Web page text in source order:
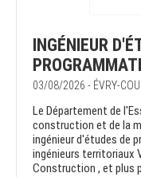
INGÉNIEUR
03/08/2026 - ÉVRY-
Le Département de
construction et de la
ingénieur d'études de
ingénieurs territoriaux
Construction , et plus